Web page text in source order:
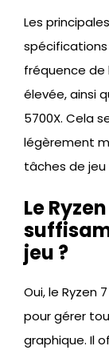
Les
spécifications
fréquence
élevée, ainsi
5700X. Cela
légèrement
tâches de
Le
jeu ?
Oui, le Ryzen
pour gérer
graphique. Il